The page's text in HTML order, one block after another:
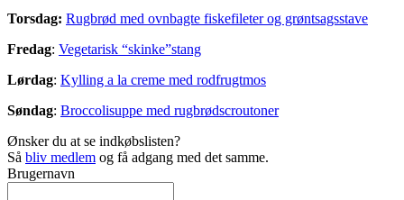
Torsdag: Rugbrød med ovnbagte fiskefileter og grøntsagsstave
Fredag: Vegetarisk “skinke”stang
Lørdag: Kylling a la creme med rodfrugtmos
Søndag: Broccolisuppe med rugbrødscroutoner
Ønsker du at se indkøbslisten?
Så bliv medlem og få adgang med det samme.
Brugernavn